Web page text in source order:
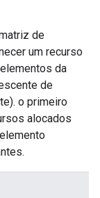
de
um recurso
da
de
o primeiro
alocados